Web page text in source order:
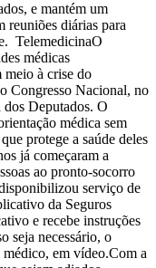
e mantém um
reuniões diárias para
TelemedicinaO
médicas
meio à crise do
Congresso Nacional, no
Deputados. O
médica sem
protege a saúde deles
já começaram a
ao pronto-socorro
serviço de
da Seguros
e recebe instruções
seja necessário, o
médico, em vídeo.Com a